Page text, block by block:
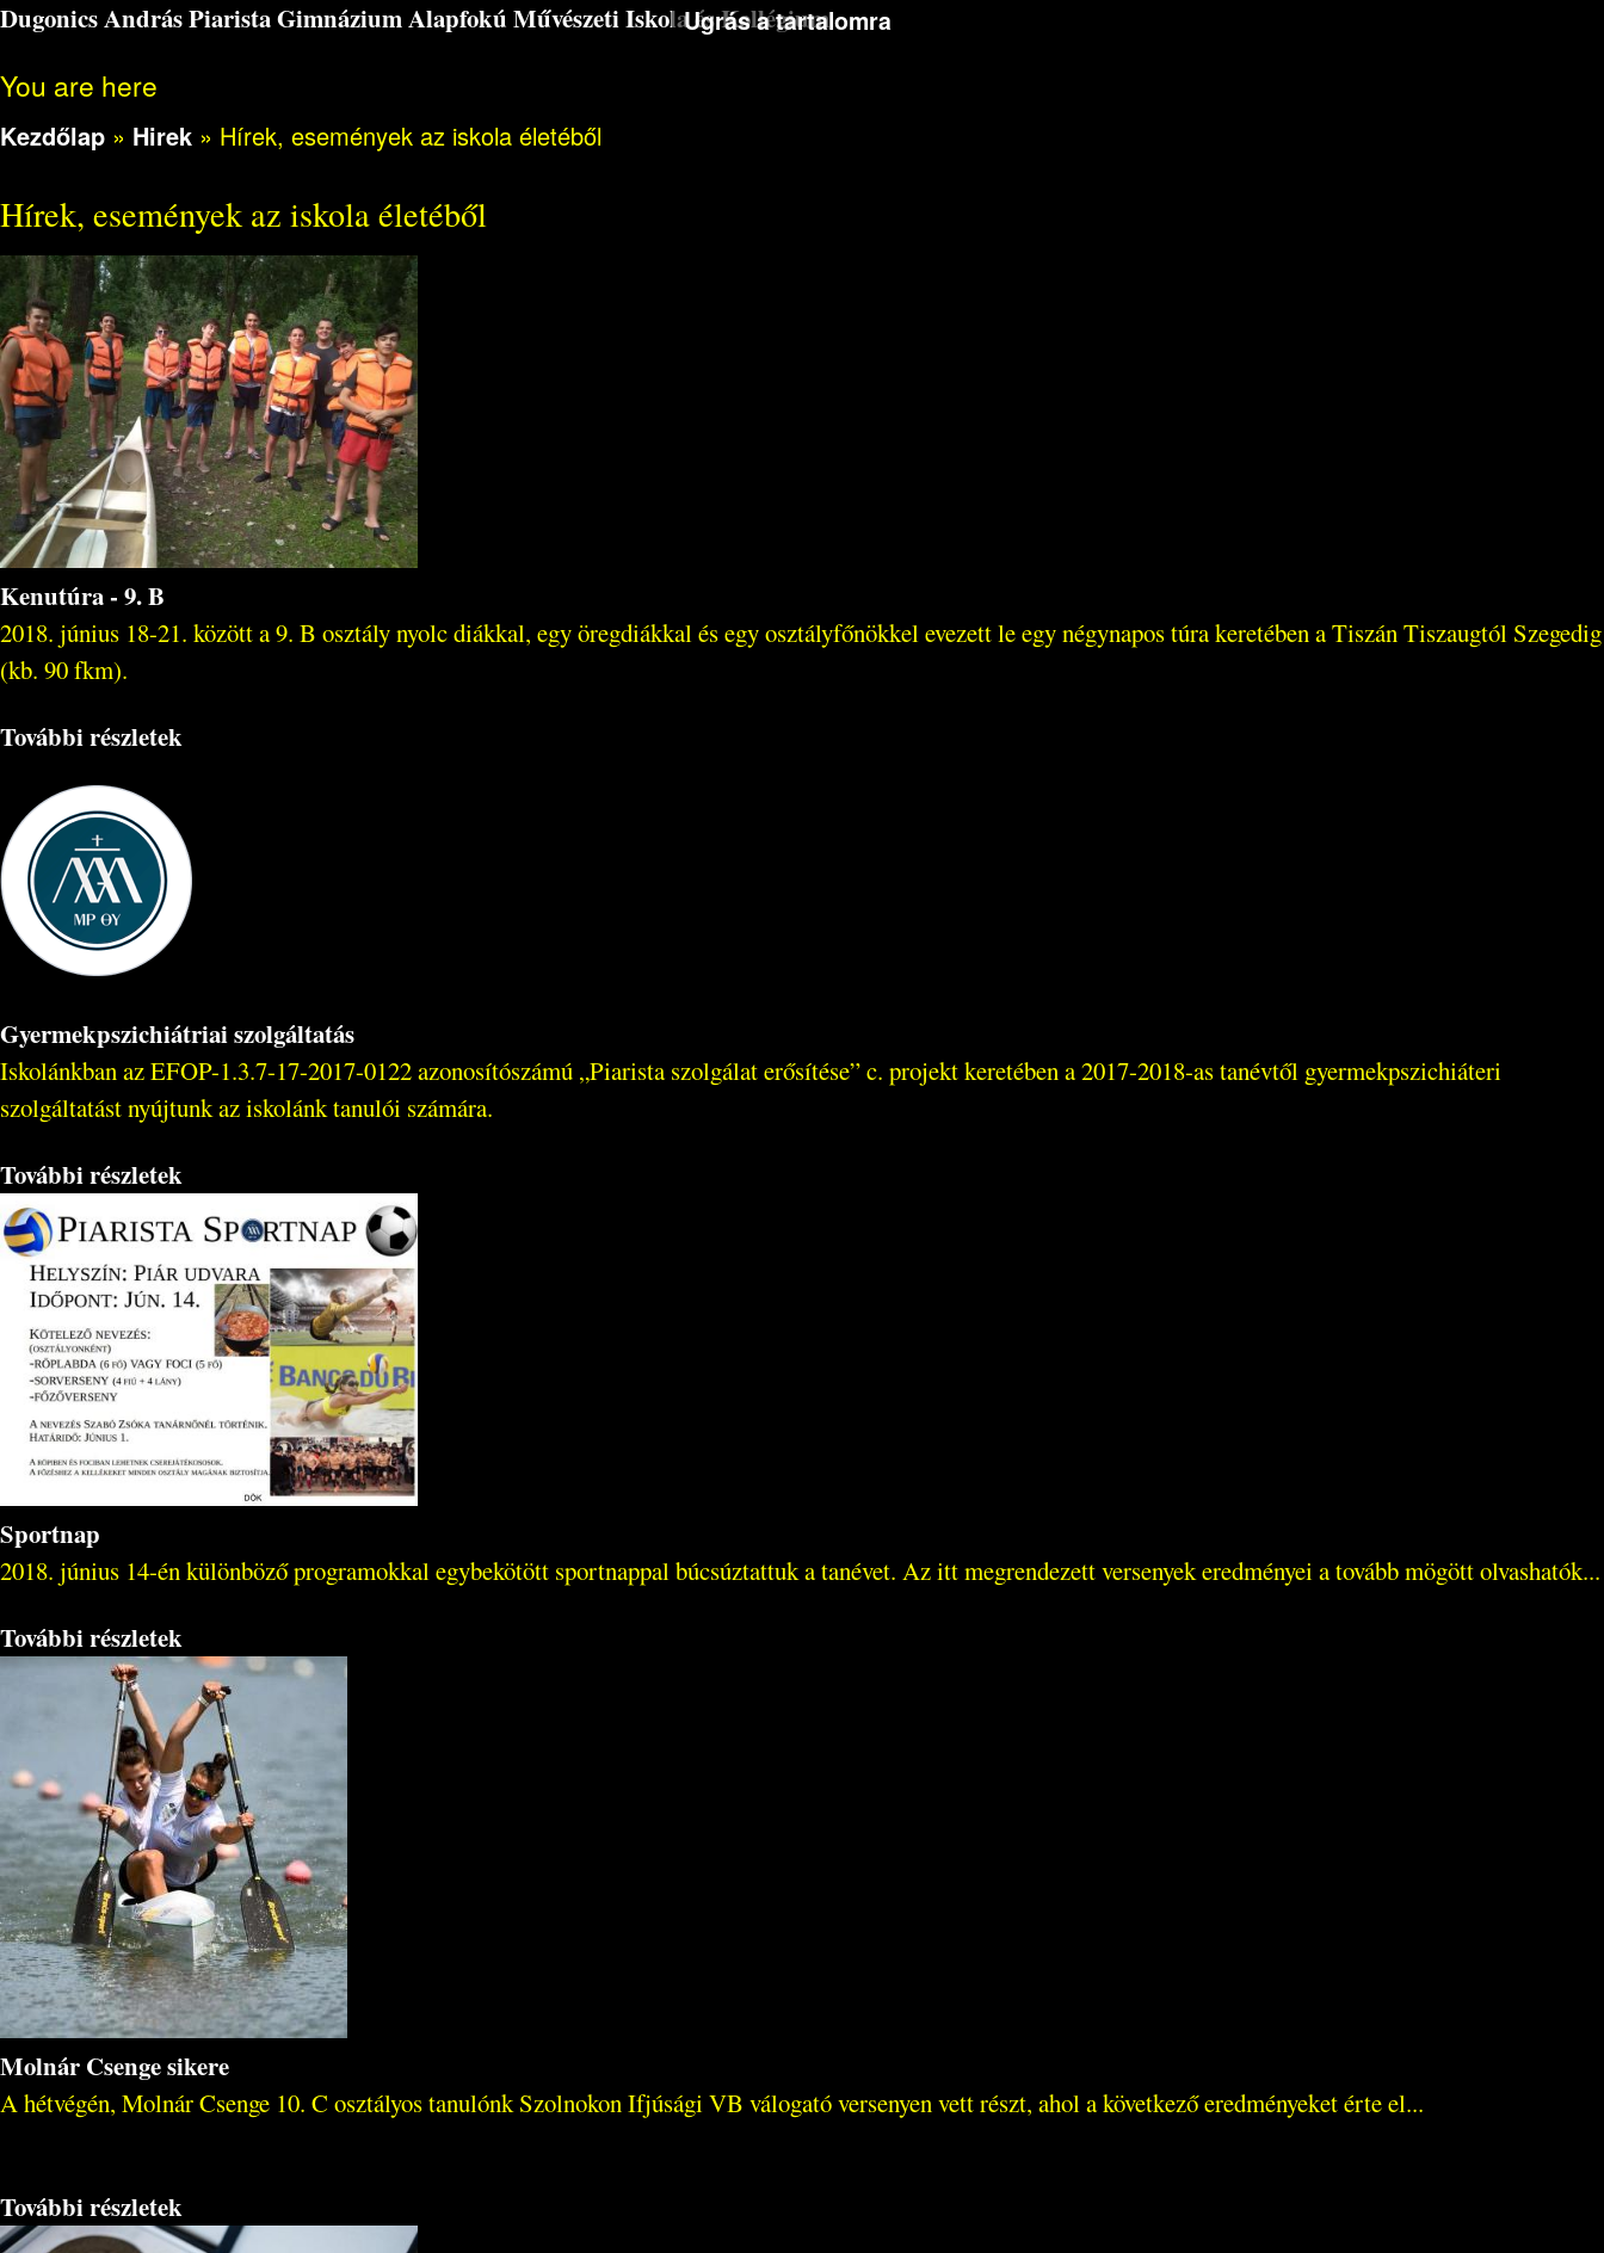
Ugrás a tartalomra
Dugonics András Piarista Gimnázium Alapfokú Művészeti Iskola és Kollégium
You are here
Kezdőlap » Hirek » Hírek, események az iskola életéből
Hírek, események az iskola életéből
Kenutúra - 9. B
2018. június 18-21. között a 9. B osztály nyolc diákkal, egy öregdiákkal és egy osztályfőnökkel evezett le egy négynapos túra keretében a Tiszán Tiszaugtól Szegedig
(kb. 90 fkm).
További részletek
Gyermekpszichiátriai szolgáltatás
Iskolánkban az EFOP-1.3.7-17-2017-0122 azonosítószámú „Piarista szolgálat erősítése” c. projekt keretében a 2017-2018-as tanévtől gyermekpszichiáteri
szolgáltatást nyújtunk az iskolánk tanulói számára.
További részletek
Sportnap
2018. június 14-én különböző programokkal egybekötött sportnappal búcsúztattuk a tanévet. Az itt megrendezett versenyek eredményei a tovább mögött olvashatók...
További részletek
Molnár Csenge sikere
A hétvégén, Molnár Csenge 10. C osztályos tanulónk Szolnokon Ifjúsági VB válogató versenyen vett részt, ahol a következő eredményeket érte el...
További részletek